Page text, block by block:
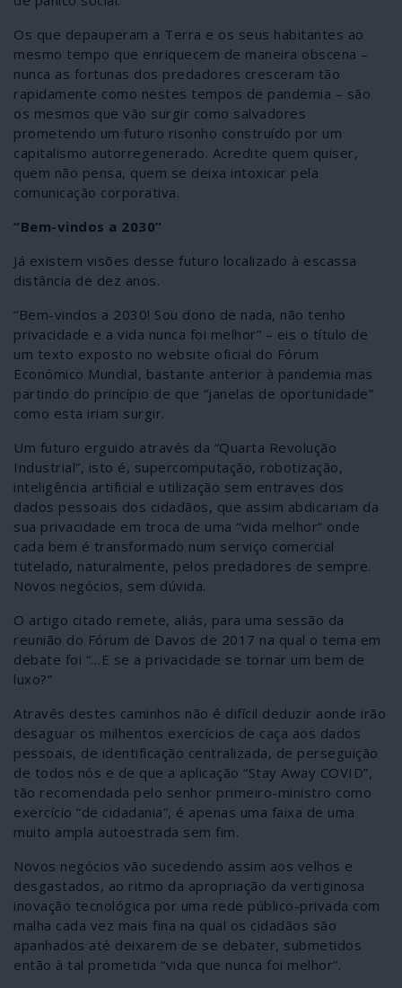
Os que depauperam a Terra e os seus habitantes ao
mesmo tempo que enriquecem de maneira obscena –
nunca as fortunas dos predadores cresceram tão
rapidamente como nestes tempos de pandemia – são
os mesmos que vão surgir como salvadores
prometendo um futuro risonho construído por um
capitalismo autorregenerado. Acredite quem quiser,
quem não pensa, quem se deixa intoxicar pela
comunicação corporativa.
“Bem-vindos a 2030”
Já existem visões desse futuro localizado à escassa
distância de dez anos.
“Bem-vindos a 2030! Sou dono de nada, não tenho
privacidade e a vida nunca foi melhor” – eis o título de
um texto exposto no website oficial do Fórum
Económico Mundial, bastante anterior à pandemia mas
partindo do princípio de que “janelas de oportunidade”
como esta iriam surgir.
Um futuro erguido através da “Quarta Revolução
Industrial”, isto é, supercomputação, robotização,
inteligência artificial e utilização sem entraves dos
dados pessoais dos cidadãos, que assim abdicariam da
sua privacidade em troca de uma “vida melhor” onde
cada bem é transformado num serviço comercial
tutelado, naturalmente, pelos predadores de sempre.
Novos negócios, sem dúvida.
O artigo citado remete, aliás, para uma sessão da
reunião do Fórum de Davos de 2017 na qual o tema em
debate foi “…E se a privacidade se tornar um bem de
luxo?”
Através destes caminhos não é difícil deduzir aonde irão
desaguar os milhentos exercícios de caça aos dados
pessoais, de identificação centralizada, de perseguição
de todos nós e de que a aplicação “Stay Away COVID”,
tão recomendada pelo senhor primeiro-ministro como
exercício “de cidadania”, é apenas uma faixa de uma
muito ampla autoestrada sem fim.
Novos negócios vão sucedendo assim aos velhos e
desgastados, ao ritmo da apropriação da vertiginosa
inovação tecnológica por uma rede público-privada com
malha cada vez mais fina na qual os cidadãos são
apanhados até deixarem de se debater, submetidos
então à tal prometida “vida que nunca foi melhor”.